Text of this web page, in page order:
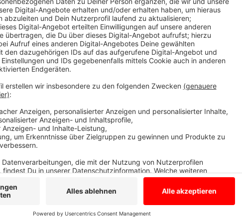
Anzeige
Suchaktion abgeschlossen
Anzeige
Die Frau, die seit dem Abend in Reken vermisst wurde, ist
Abend sogar mit einem Hubschrauber gesucht. Daraufhin
Polizei gemeldet und wollten wissen, was da los sei. Jetzt ist
Ihr da in den sozialen Medien irgendwelche Aufrufe gepostet
löschen oder verbergen – der Frau zuliebe.
Anzeige